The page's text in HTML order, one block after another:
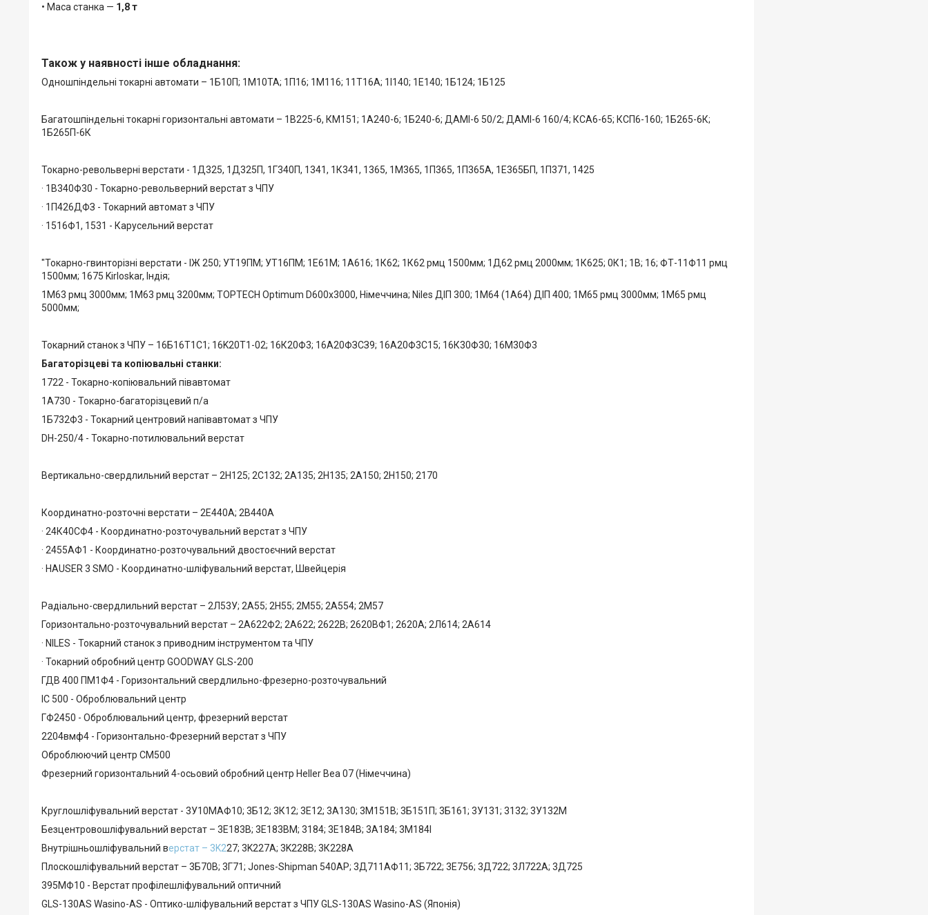
• Маса станка — 1,8 т
Також у наявності інше обладнання:
Одношпіндельні токарні автомати – 1Б10П; 1М10ТА; 1П16; 1M116; 11T16A; 1І140; 1Е140; 1Б124; 1Б125
Багатошпіндельні токарні горизонтальні автомати – 1В225-6, КМ151; 1А240-6; 1Б240-6; ДАМІ-6 50/2; ДАМІ-6 160/4; КСА6-65; КСП6-160; 1Б265-6К;
1Б265П-6К
Токарно-револьверні верстати - 1Д325, 1Д325П, 1Г340П, 1341, 1К341, 1365, 1М365, 1П365, 1П365А, 1Е365БП, 1П371, 1425
· 1В340Ф30 - Токарно-револьверний верстат з ЧПУ
· 1П426ДФЗ - Токарний автомат з ЧПУ
· 1516Ф1, 1531 - Карусельний верстат
"Токарно-гвинторізні верстати - ІЖ 250; УТ19ПМ; УТ16ПМ; 1Е61М; 1А616; 1К62; 1К62 рмц 1500мм; 1Д62 рмц 2000мм; 1К625; 0К1; 1В; 16; ФТ-11Ф11 рмц
1500мм; 1675 Kirloskar, Індія;
1М63 рмц 3000мм; 1М63 рмц 3200мм; TOPTECH Optimum D600х3000, Німеччина; Niles ДІП 300; 1М64 (1А64) ДІП 400; 1М65 рмц 3000мм; 1М65 рмц
5000мм;
Токарний станок з ЧПУ – 16Б16Т1C1; 16K20T1-02; 16К20Ф3; 16А20ФЗСЗ9; 16А20Ф3С15; 16К30Ф30; 16М30Ф3
Багаторізцеві та копіювальні станки:
1722 - Токарно-копіювальний півавтомат
1А730 - Токарно-багаторізцевий п/а
1Б732Ф3 - Токарний центровий напівавтомат з ЧПУ
DH-250/4 - Токарно-потилювальний верстат
Вертикально-свердлильний верстат – 2Н125; 2С132; 2А135; 2Н135; 2А150; 2Н150; 2170
Координатно-розточні верстати – 2Е440А; 2В440А
· 24К40СФ4 - Координатно-розточувальний верстат з ЧПУ
· 2455АФ1 - Координатно-розточувальний двостоєчний верстат
· HAUSER 3 SMO - Координатно-шліфувальний верстат, Швейцерія
Радіально-свердлильний верстат – 2Л53У; 2А55; 2Н55; 2М55; 2А554; 2М57
Горизонтально-розточувальний верстат – 2А622Ф2; 2А622; 2622В; 2620ВФ1; 2620А; 2Л614; 2А614
· NILES - Токарний станок з приводним інструментом та ЧПУ
· Токарний обробний центр GOODWAY GLS-200
ГДВ 400 ПМ1Ф4 - Горизонтальний свердлильно-фрезерно-розточувальний
ІС 500 - Оброблювальний центр
ГФ2450 - Оброблювальний центр, фрезерний верстат
2204вмф4 - Горизонтально-Фрезерний верстат з ЧПУ
Оброблюючий центр СМ500
Фрезерний горизонтальний 4-осьовий обробний центр Heller Bea 07 (Німеччина)
Круглошліфувальний верстат - 3У10МАФ10; 3Б12; 3К12; 3Е12; 3А130; 3М151В; 3Б151П; 3Б161; 3У131; 3132; 3У132М
Безцентровошліфувальний верстат – 3Е183В; 3Е183ВМ; 3184; 3Е184В; 3А184; 3М184І
Внутрішньошліфувальний верстат – 3K227; 3K227A; 3K228B; 3К228А
Плоскошліфувальний верстат – 3Б70В; 3Г71; Jones-Shipman 540AP; 3Д711АФ11; 3Б722; 3Е756; 3Д722; 3Л722А; 3Д725
395МФ10 - Верстат профілешліфувальний оптичний
GLS-130AS Wasino-AS - Оптико-шліфувальний верстат з ЧПУ GLS-130AS Wasino-AS (Японія)